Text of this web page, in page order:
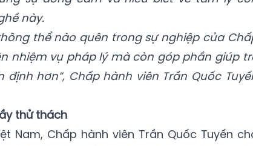
này.
thể nào quên trong sự nghiệp của
nhiệm vụ pháp lý mà còn góp phần giúp
định hơn”, Chấphành viên Trần Quốc
thử thách
Nam, Chấp hành viên Trần Quốc Tuyến